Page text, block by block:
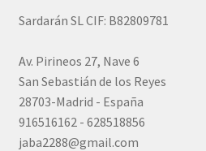
Sardarán SL CIF: B82809781
Av. Pirineos 27, Nave 6
San Sebastián de los Reyes
28703-Madrid - España
916516162 - 628518856
jaba2288@gmail.com